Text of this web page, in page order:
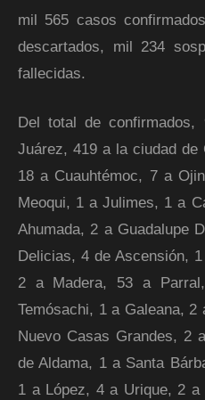
mil 565 casos
descartados, mil 234
fallecidas.
Del total de confirmados,
Juárez, 419 a la ciudad de
18 a Cuauhtémoc, 7 a
Meoqui, 1 a Julimes, 1 a
Ahumada, 2 a Guadalupe
Delicias, 4 de Ascensión,
2 a Madera, 53 a
Temósachi, 1 a Galeana,
Nuevo Casas Grandes, 2
de Aldama, 1 a Santa
1 a López, 4 a Urique, 2